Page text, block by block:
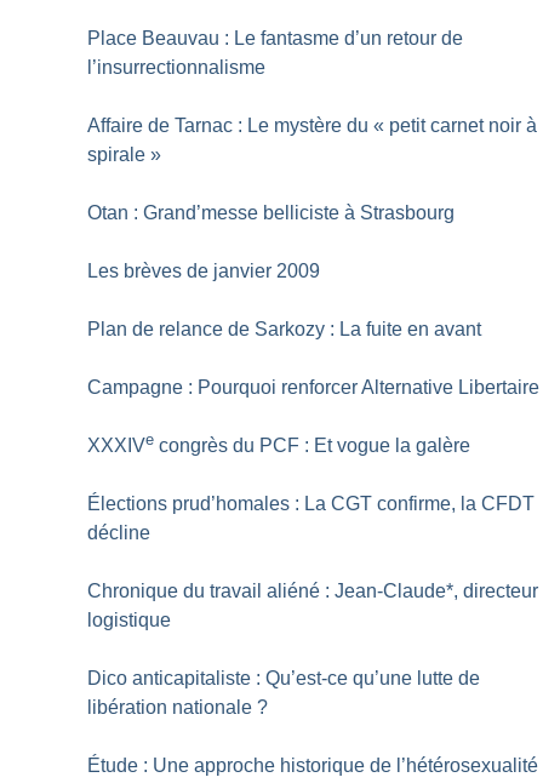
Place Beauvau : Le fantasme d’un retour de
l’insurrectionnalisme
Affaire de Tarnac : Le mystère du « petit carnet noir à
spirale »
Otan : Grand’messe belliciste à Strasbourg
Les brèves de janvier 2009
Plan de relance de Sarkozy : La fuite en avant
Campagne : Pourquoi renforcer Alternative Libertaire
XXXIVe congrès du PCF : Et vogue la galère
Élections prud’homales : La CGT confirme, la CFDT
décline
Chronique du travail aliéné : Jean-Claude*, directeur
logistique
Dico anticapitaliste : Qu’est-ce qu’une lutte de
libération nationale ?
Étude : Une approche historique de l’hétérosexualité